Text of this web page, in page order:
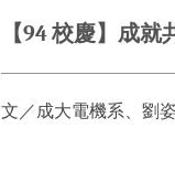
【94 校慶】成
文／成大電機系、劉